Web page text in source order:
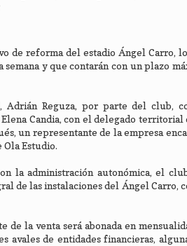
de reforma del estadio Ángel Carro,
y que contarán con un plazo
Adrián Reguza, por parte del club,
Candia, con el delegado territorial
un representante de la empresa
Ola Estudio.
la administración autonómica, el
de las instalaciones del Ángel Carro,
la venta será abonada en
avales de entidades financieras,